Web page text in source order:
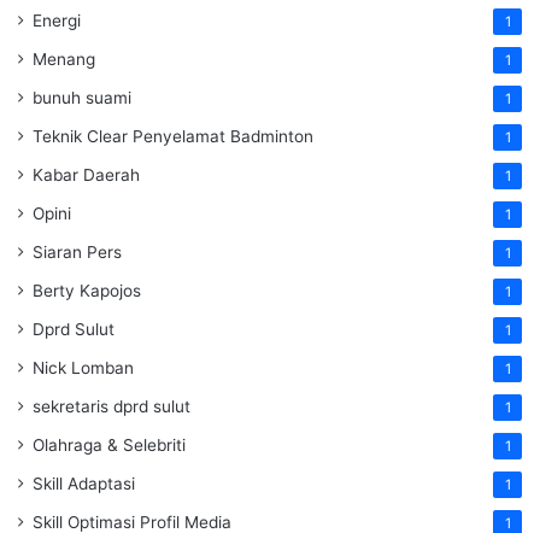
Energi 1
Menang 1
bunuh suami 1
Teknik Clear Penyelamat Badminton 1
Kabar Daerah 1
Opini 1
Siaran Pers 1
Berty Kapojos 1
Dprd Sulut 1
Nick Lomban 1
sekretaris dprd sulut 1
Olahraga & Selebriti 1
Skill Adaptasi 1
Skill Optimasi Profil Media 1